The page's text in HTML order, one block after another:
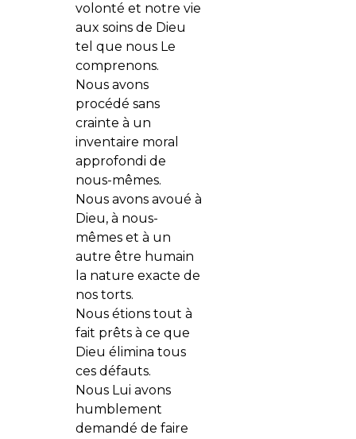
volonté et notre vie
aux soins de Dieu
tel que nous Le
comprenons.
Nous avons
procédé sans
crainte à un
inventaire moral
approfondi de
nous-mêmes.
Nous avons avoué à
Dieu, à nous-
mêmes et à un
autre être humain
la nature exacte de
nos torts.
Nous étions tout à
fait prêts à ce que
Dieu élimina tous
ces défauts.
Nous Lui avons
humblement
demandé de faire